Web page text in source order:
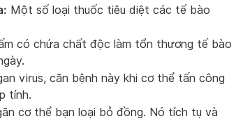
Một số loại thuốc tiêu diệt các tế bào
có chứa chất độc làm tổn thương tế bào
virus, căn bệnh này khi cơ thể tấn công
tính.
cơ thể bạn loại bỏ đồng. Nó tích tụ và